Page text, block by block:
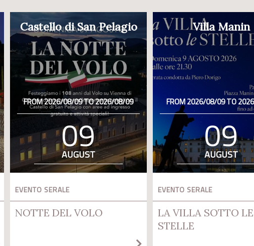
Castello di San Pelagio
FROM 2026/08/09 TO 2026/08/09
09
AUGUST
EVENTO SERALE
NOTTE DEL VOLO
Villa Manin
FROM 2026/08/09 TO
09
AUGUST
EVENTO SERALE
LA VILLA SOTTO LE
STELLE